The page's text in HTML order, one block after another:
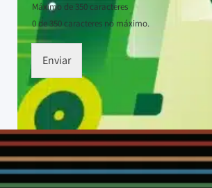
Máximo de 350 caracteres
0 de 350 caracteres no máximo.
Enviar